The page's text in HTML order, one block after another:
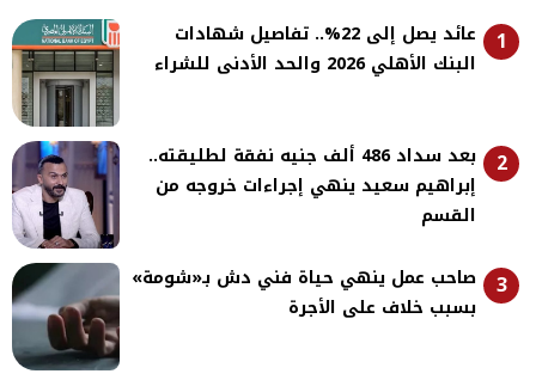
1
عائد يصل إلى 22%.. تفاصيل شهادات
البنك الأهلي 2026 والحد الأدنى للشراء
2
بعد سداد 486 ألف جنيه نفقة لطليقته..
إبراهيم سعيد ينهي إجراءات خروجه من
القسم
3
صاحب عمل ينهي حياة فني دش بـ«شومة»
بسبب خلاف على الأجرة